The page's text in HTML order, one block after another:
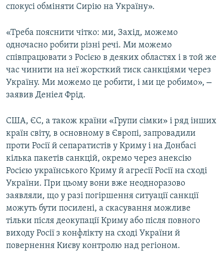
спокусі обміняти Сирію на Україну».
«Треба пояснити чітко: ми, Захід, можемо
одночасно робити різні речі. Ми можемо
співпрацювати з Росією в деяких областях і в той же
час чинити на неї жорсткий тиск санкціями через
Україну. Ми можемо це робити, і ми це робимо», –
заявив Деніел Фрід.
США, ЄС, а також країни «Групи сімки» і ряд інших
країн світу, в основному в Європі, запровадили
проти Росії й сепаратистів у Криму і на Донбасі
кілька пакетів санкцій, окремо через анексію
Росією українського Криму й агресії Росії на сході
України. При цьому вони вже неодноразово
заявляли, що у разі погіршення ситуації санкції
можуть бути посилені, а скасування можливе
тільки після деокупації Криму або після повного
виходу Росії з конфлікту на сході України й
повернення Києву контролю над регіоном.